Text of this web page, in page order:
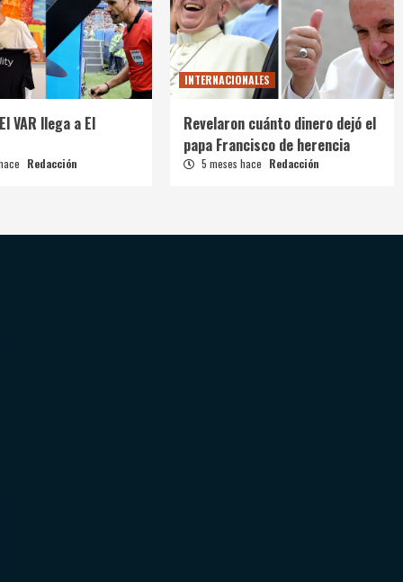
VAR llega a El
Redacción
INTERNACIONALES
Revelaron cuánto dinero dejó el
papa Francisco de herencia
5 meses hace Redacción